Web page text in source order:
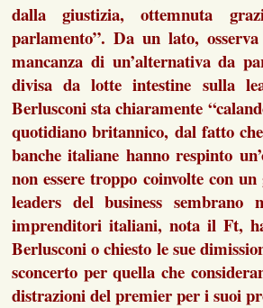
dalla giustizia, ottemnuta
parlamento”. Da un lato,
mancanza di un’alternativa da
divisa da lotte intestine sulla
Berlusconi sta chiaramente
quotidiano britannico, dal fatto
banche italiane hanno respinto
non essere troppo coinvolte con
leaders del business
imprenditori italiani, nota il Ft,
Berlusconi o chiesto le sue
sconcerto per quella che
distrazioni del premier per i suoi